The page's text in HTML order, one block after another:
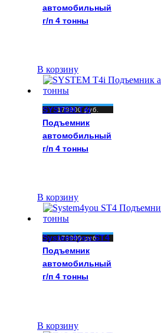
автомобильный
г/п 4 тонны
В корзину
SYSTEM T4i
Подъемник
автомобильный
г/п 4 тонны
179900руб.
В корзину
System4you ST4
Подъемник
автомобильный
г/п 4 тонны
179900руб.
В корзину